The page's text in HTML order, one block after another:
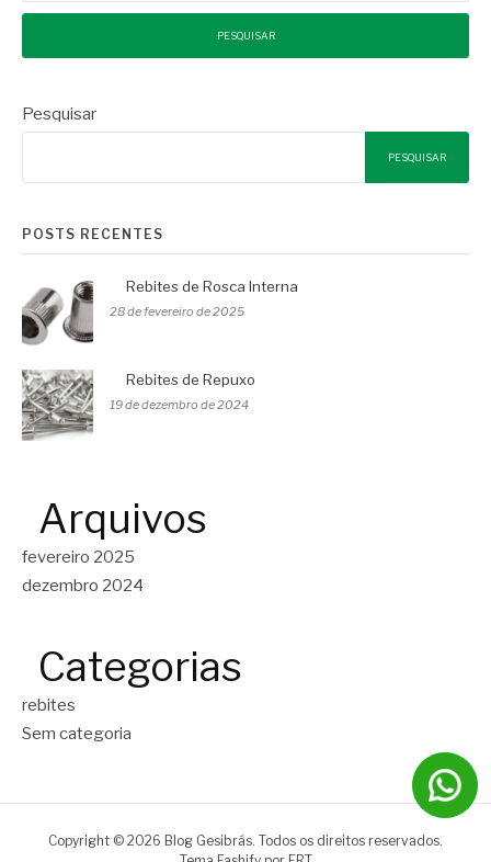
Pesquisar
PESQUISAR
POSTS RECENTES
Rebites de Rosca Interna
28 de fevereiro de 2025
Rebites de Repuxo
19 de dezembro de 2024
Arquivos
fevereiro 2025
dezembro 2024
Categorias
rebites
Sem categoria
Copyright © 2026 Blog Gesibrás. Todos os direitos reservados.